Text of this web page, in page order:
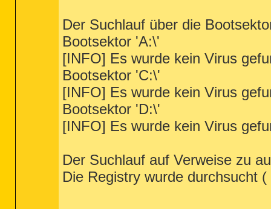
Der Suchlauf über die
Bootsektor 'A:\'
[INFO] Es wurde kein Virus
Bootsektor 'C:\'
[INFO] Es wurde kein Virus
Bootsektor 'D:\'
[INFO] Es wurde kein Virus
Der Suchlauf auf Verweise zu
Die Registry wurde durchsucht